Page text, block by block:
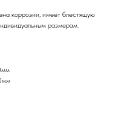
коррозии, имеет блестящую
размерам.